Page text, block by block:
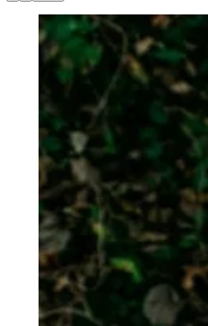
Jardim Líbano Jardim Maria Cristina
Mutinga
Jardim ParaísoJardim Paulista
Jardim São Pedro Jardim São
Jardim Tupanci Mutinga Nova
Parque ImperialParque
Recanto Phrynéa
Santana
SilveiraTamboré Vale do Sol
Vila Engenho NovoVila
Vila Porto
Para Sua Empresa
Anuncie no Portal
Guia de Empresas
Divulgar Vagas
Novo
Publicidade Legal
Negócios Regionais
Turismo
Segurança Regional
Hospitais Estaduais
Parques & Represas